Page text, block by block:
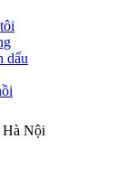
dấu
Nội